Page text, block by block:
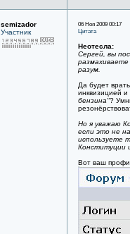
semizador
Участник
06 Ноя 2009 00:17
Цитата
Неотесла:
Сергей, вы
разум.
Да будет
инквизицией
бензина"?
Но я уважаю
если это не
используете
Конституции
Вот ваш